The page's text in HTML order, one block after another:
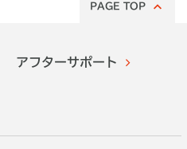
PAGE TOP
アフターサポート